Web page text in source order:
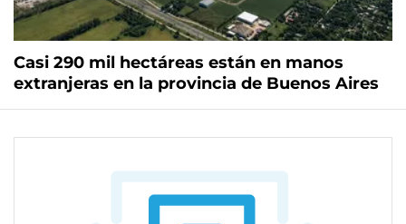
Casi 290 mil hectáreas están en manos
extranjeras en la provincia de Buenos Aires